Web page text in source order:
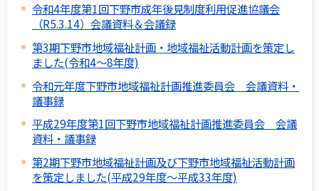
令和4年度第1回下野市成年後見制度利用促進協議会
（R5.3.14）会議資料＆会議録
第3期下野市地域福祉計画・地域福祉活動計画を策定し
ました(令和4～8年度)
令和元年度下野市地域福祉計画推進委員会 会議資料・
議事録
平成29年度第1回下野市地域福祉計画推進委員会 会議
資料・議事録
第2期下野市地域福祉計画及び下野市地域福祉活動計画
を策定しました(平成29年度～平成33年度)